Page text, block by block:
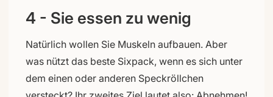
4 - Sie essen zu wenig
Natürlich wollen Sie Muskeln aufbauen. Aber
was nützt das beste Sixpack, wenn es sich unter
dem einen oder anderen Speckröllchen